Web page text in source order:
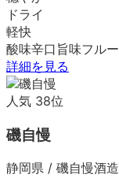
ドライ
軽快
酸味辛口 旨味フル
詳細を見る
人気 38位
磯自慢
静岡県 / 磯自慢酒造